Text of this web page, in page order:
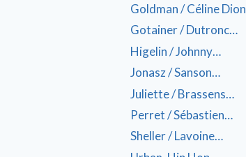
Goldman / Céline
Gotainer / Dutronc…
Higelin / Johnny…
Jonasz / Sanson…
Juliette / Brassens…
Perret / Sébastien…
Sheller / Lavoine…